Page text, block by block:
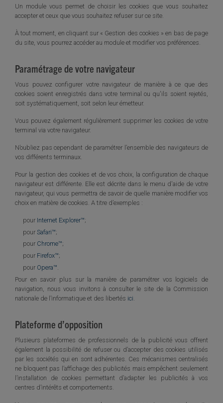
Un module vous permet de choisir les cookies que vous souhaitez
accepter et ceux que vous souhaitez refuser sur ce site.
À tout moment, en cliquant sur « Gestion des cookies » en bas de page
du site, vous pourrez accéder au module et modifier vos préférences.
Paramétrage de votre navigateur
Vous pouvez configurer votre navigateur de manière à ce que des
cookies soient enregistrés dans votre terminal ou qu'ils soient rejetés,
soit systématiquement, soit selon leur émetteur.
Vous pouvez également régulièrement supprimer les cookies de votre
terminal via votre navigateur.
N’oubliez pas cependant de paramétrer l’ensemble des navigateurs de
vos différents terminaux.
Pour la gestion des cookies et de vos choix, la configuration de chaque
navigateur est différente. Elle est décrite dans le menu d'aide de votre
navigateur, qui vous permettra de savoir de quelle manière modifier vos
choix en matière de cookies. A titre d’exemples :
pour Internet Explorer™;
pour Safari™;
pour Chrome™;
pour Firefox™;
pour Opera™
Pour en savoir plus sur la manière de paramétrer vos logiciels de
navigation, nous vous invitons à consulter le site de la Commission
nationale de l’informatique et des libertés ici
Plateforme d’opposition
Plusieurs plateformes de professionnels de la publicité vous offrent
également la possibilité de refuser ou d’accepter des cookies utilisés
par les sociétés qui en sont adhérentes. Ces mécanismes centralisés
ne bloquent pas l’affichage des publicités mais empêchent seulement
l’installation de cookies permettant d’adapter les publicités à vos
centres d’intérêts et comportements.